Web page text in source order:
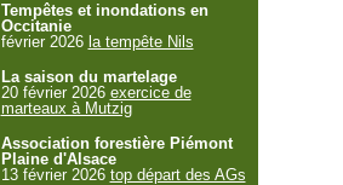
Tempêtes et inondations en
Occitanie
février 2026 la tempête Nils
La saison du martelage
20 février 2026 exercice de
marteaux à Mutzig
Association forestière Piémont
Plaine d'Alsace
13 février 2026 top départ des AGs